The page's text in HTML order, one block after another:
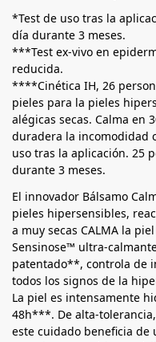
*Test de uso tras la
día durante 3 meses.
***Test ex-vivo en
reducida.
****Cinética IH, 26
pieles para la pieles
alégicas secas. Calma en
duradera la incomodidad
uso tras la aplicación. 25
durante 3 meses.
El innovador Bálsamo
pieles hipersensibles,
a muy secas CALMA la
Sensinose™ ultra-
patentado**, controla de
todos los signos de la
La piel es intensamente
48h***. De alta-
este cuidado beneficia de